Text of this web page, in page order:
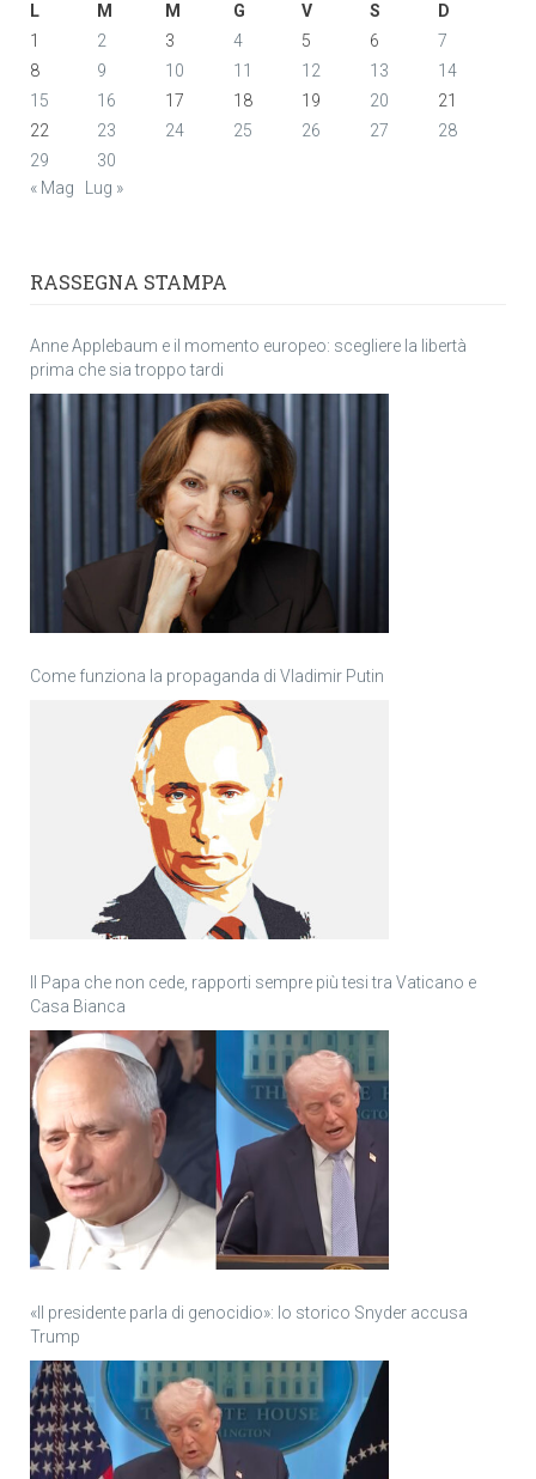
L
M M G V S
D
1
2 3 4 5 6
7
8
9 10 11 12 13
14
15
16 17 18 19 20
21
22
23 24 25 26 27
28
29
30
« Mag
Lug »
RASSEGNA STAMPA
Anne Applebaum e il momento europeo: scegliere la libertà
prima che sia troppo tardi
Come funziona la propaganda di Vladimir Putin
Il Papa che non cede, rapporti sempre più tesi tra Vaticano e
Casa Bianca
«Il presidente parla di genocidio»: lo storico Snyder accusa
Trump